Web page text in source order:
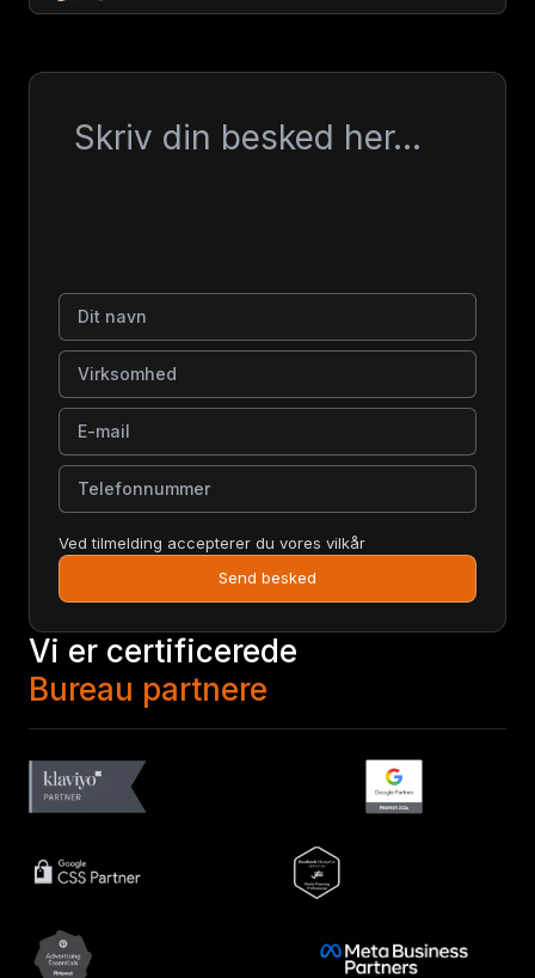
Dit navn
Virksomhed
E-mail
Telefonnummer
Ved tilmelding accepterer du vores vilkår
Send besked
Vi er certificerede
Bureau partnere